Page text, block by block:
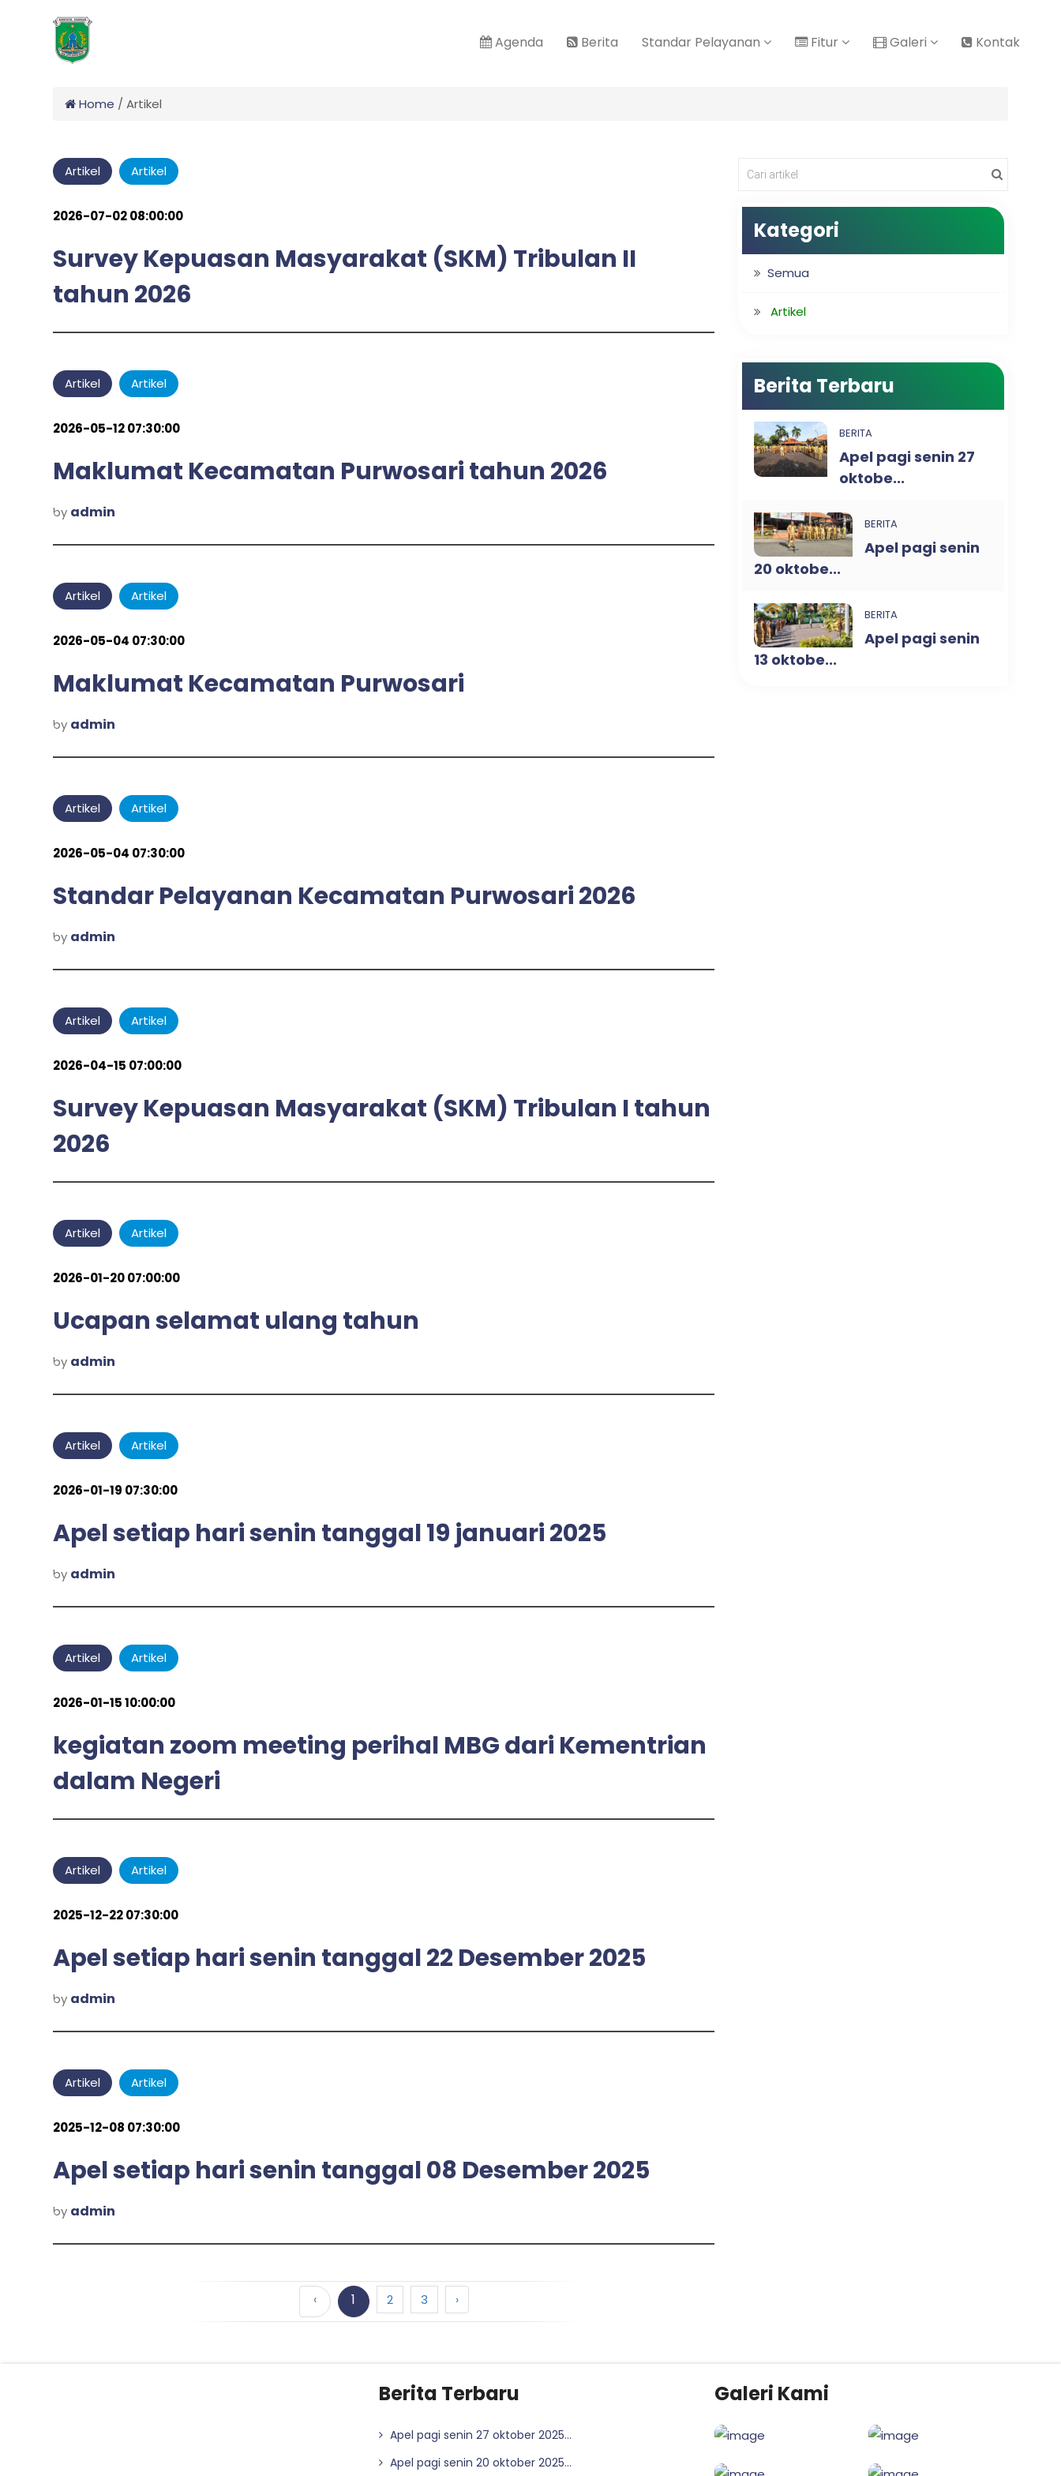
Agenda Berita Standar Pelayanan Fitur Galeri Kontak
Home / Artikel
Artikel Artikel
2026-07-02 08:00:00
Survey Kepuasan Masyarakat (SKM) Tribulan II
tahun 2026
byadmin
Artikel Artikel
2026-05-12 07:30:00
Maklumat Kecamatan Purwosari tahun 2026
by admin
Artikel Artikel
2026-05-04 07:30:00
Maklumat Kecamatan Purwosari
by admin
Artikel Artikel
2026-05-04 07:30:00
Standar Pelayanan Kecamatan Purwosari 2026
by admin
Artikel Artikel
2026-04-15 07:00:00
Survey Kepuasan Masyarakat (SKM) Tribulan I tahun
2026
byadmin
Artikel Artikel
2026-01-20 07:00:00
Ucapan selamat ulang tahun
by admin
Artikel Artikel
2026-01-19 07:30:00
Apel setiap hari senin tanggal 19 januari 2025
by admin
Artikel Artikel
2026-01-15 10:00:00
kegiatan zoom meeting perihal MBG dari Kementrian
dalam Negeri
byadmin
Artikel Artikel
2025-12-22 07:30:00
Apel setiap hari senin tanggal 22 Desember 2025
by admin
Artikel Artikel
2025-12-08 07:30:00
Apel setiap hari senin tanggal 08 Desember 2025
by admin
‹ 1 2 3 ›
Kategori
Semua
Artikel
Berita Terbaru
BERITA
Apel pagi senin 27
oktobe...
BERITA
Apel pagi senin
20 oktobe...
BERITA
Apel pagi senin
13 oktobe...
Berita Terbaru
Apel pagi senin 27 oktober 2025...
Apel pagi senin 20 oktober 2025...
Galeri Kami